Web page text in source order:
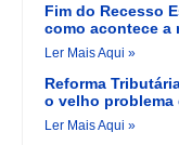
Fim do Recesso
como acontece a
Ler Mais Aqui »
Reforma
o velho
Ler Mais Aqui »